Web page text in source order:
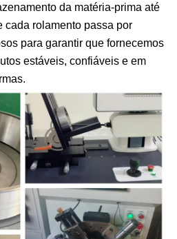
da matéria-prima até
cada rolamento passa por
para garantir que fornecemos
estáveis, confiáveis e em